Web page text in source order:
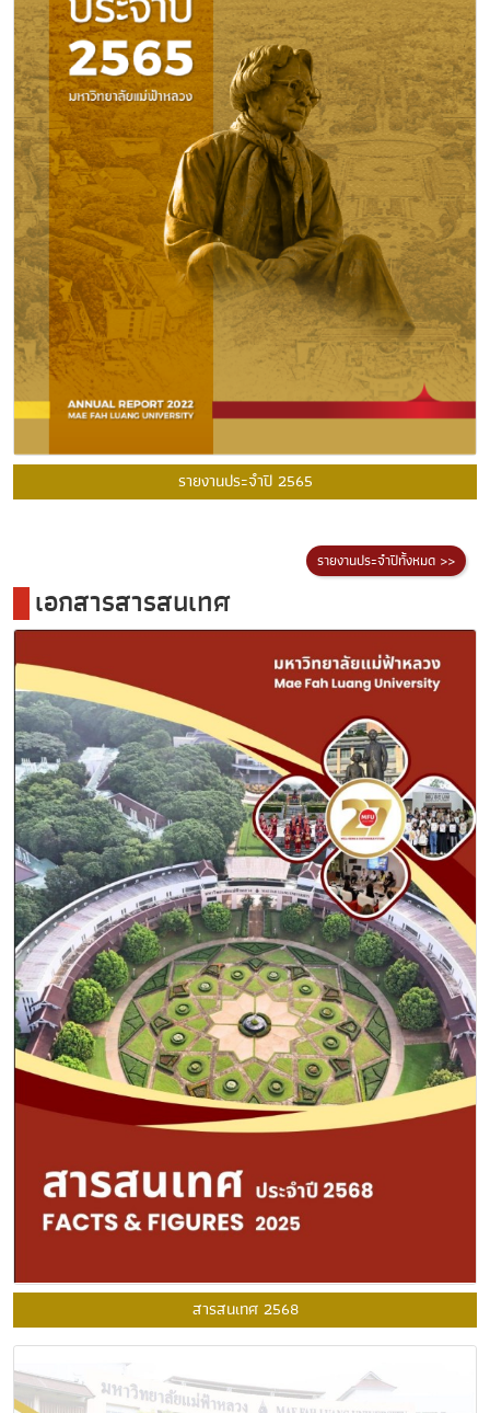
รายงานประจำปี 2565
รายงานประจำปีทั้งหมด >>
เอกสารสารสนเทศ
สารสนเทศ 2568